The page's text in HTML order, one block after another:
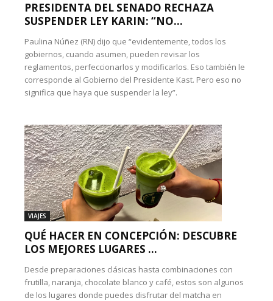
PRESIDENTA DEL SENADO RECHAZA
SUSPENDER LEY KARIN: “NO...
Paulina Núñez (RN) dijo que “evidentemente, todos los
gobiernos, cuando asumen, pueden revisar los
reglamentos, perfeccionarlos y modificarlos. Eso también le
corresponde al Gobierno del Presidente Kast. Pero eso no
significa que haya que suspender la ley”.
VIAJES
QUÉ HACER EN CONCEPCIÓN: DESCUBRE
LOS MEJORES LUGARES ...
Desde preparaciones clásicas hasta combinaciones con
frutilla, naranja, chocolate blanco y café, estos son algunos
de los lugares donde puedes disfrutar del matcha en